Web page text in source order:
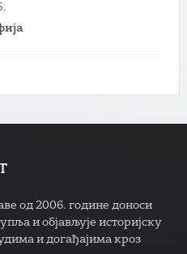
од 2006. године доноси
и објављује историјску
и догађајима кроз